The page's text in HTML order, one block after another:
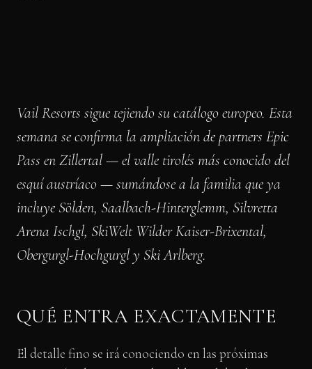
Vail Resorts sigue tejiendo su catálogo europeo. Esta
semana se confirma la ampliación de partners Epic
Pass en Zillertal — el valle tirolés más conocido del
esquí austríaco — sumándose a la familia que ya
incluye Sölden, Saalbach-Hinterglemm, Silvretta
Arena Ischgl, SkiWelt Wilder Kaiser-Brixental,
Obergurgl-Hochgurgl y Ski Arlberg.
QUÉ ENTRA EXACTAMENTE
El detalle fino se irá conociendo en las próximas